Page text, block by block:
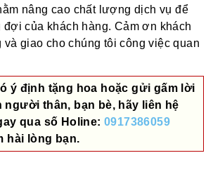
nâng cao chất lượng dịch vụ để
của khách hàng. Cảm ơn khách
giao cho chúng tôi công việc quan
ý định tặng hoa hoặc gửi gấm lời
thân, bạn bè, hãy liên hệ
qua số Holine:0917386059
hài lòng bạn.